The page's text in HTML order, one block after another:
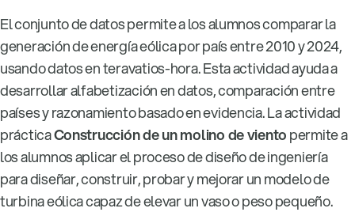
El conjunto de datos permite a los alumnos comparar la
generación de energía eólica por país entre 2010 y 2024,
usando datos en teravatios-hora. Esta actividad ayuda a
desarrollar alfabetización en datos, comparación entre
países y razonamiento basado en evidencia. La actividad
prácticaConstrucción de un molino de vientopermite a
los alumnos aplicar el proceso de diseño de ingeniería
para diseñar, construir, probar y mejorar un modelo de
turbina eólica capaz de elevar un vaso o peso pequeño.